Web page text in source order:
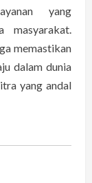
yang
masyarakat.
memastikan
dalam dunia
yang andal